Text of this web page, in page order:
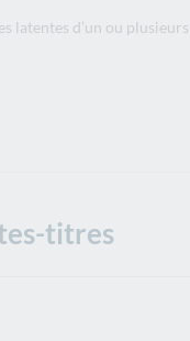
latentes d’un ou
titres